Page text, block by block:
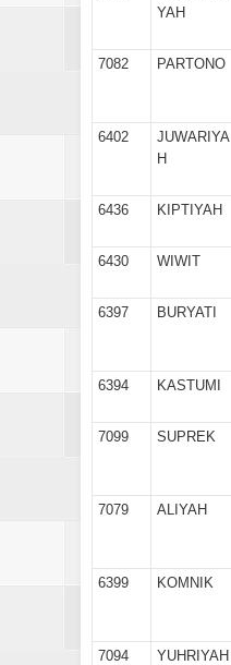
YAH
7082
PARTONO
6402
JUWARIYA
H
6436
KIPTIYAH
6430
WIWIT
6397
BURYATI
6394
KASTUMI
7099
SUPREK
7079
ALIYAH
6399
KOMNIK
7094
YUHRIYAH